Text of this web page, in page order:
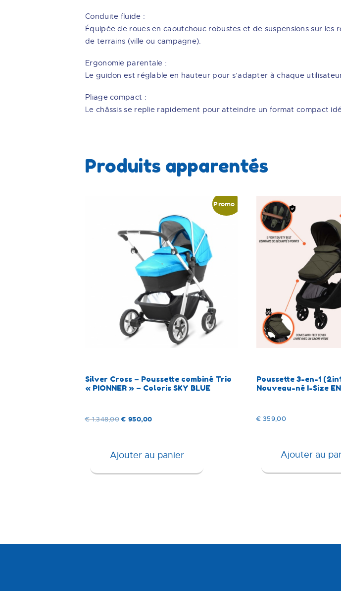
Conduite fluide :
Équipée de roues en caoutchouc robustes et de suspensions sur
de terrains (ville ou campagne).
Ergonomie parentale :
Le guidon est réglable en hauteur pour s’adapter à chaque
Pliage compact :
Le châssis se replie rapidement pour atteindre un format compact
Produits apparentés
Promo !
Silver Cross – Poussette combiné Trio
« PIONNER » – Coloris SKY BLUE
€1.348,00 Original
€ 1.348,00.
€ 950,00
€ 950,00.
Ajouter au panier
Poussette 3-en-1
Nouveau-né I-Size
€359,00
Ajouter au